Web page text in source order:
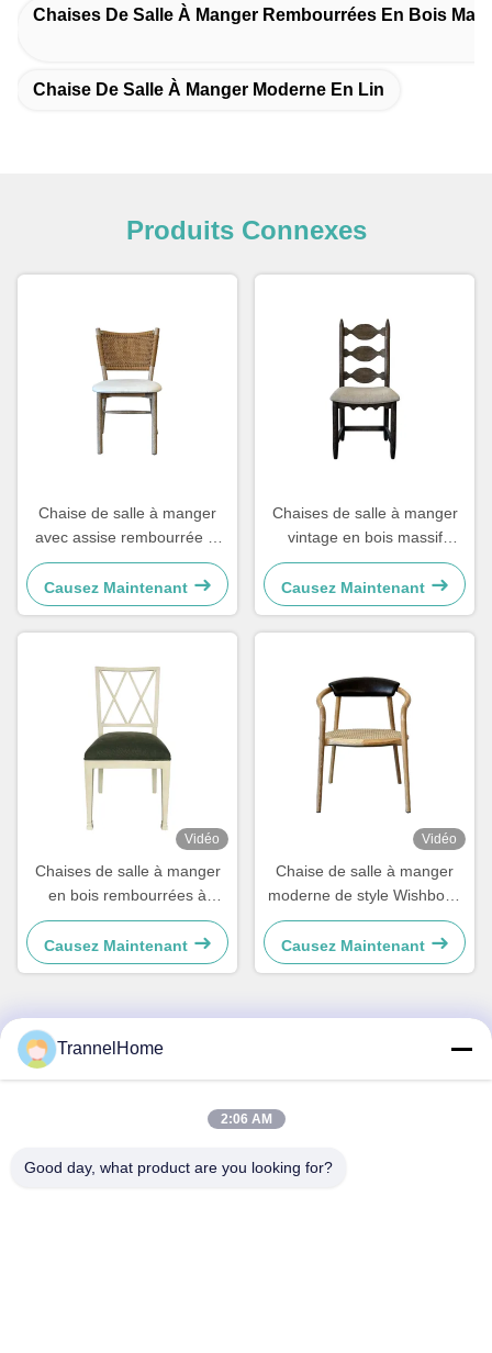
Chaises De Salle À Manger Rembourrées En Bois
Chaise De Salle À Manger Moderne En Lin
Produits Connexes
Chaise de salle à manger
avec assise rembourrée et
dossier tissé, facile à
nettoyer et confortable
Causez Maintenant
Chaises de salle à manger
vintage en bois massif
48×57×105,5cm,
rembourrées avec dossier
échelle sculpté
Causez Maintenant
Vidéo
Chaises de salle à manger
en bois rembourrées à
dossier géométrique,
élégantes et résistantes à
l'humidité
Causez Maintenant
Vidéo
Chaise de salle à manger
moderne de style Wishbone
avec assise tissée et dossier
en cuir
Causez Maintenant
Contactez rapidement
Xingqiao, District de Linping, Ville de Hangzhou, Province du
TrannelHome
2:06 AM
Good day, what product are you looking for?